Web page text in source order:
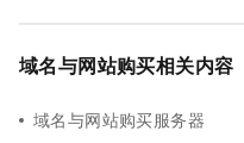
域名与网站购买相关内容
域名与网站购买服务器